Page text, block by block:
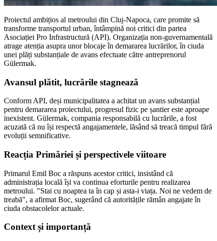
Proiectul ambițios al metroului din Cluj-Napoca, care promite să
transforme transportul urban, întâmpină noi critici din partea
Asociației Pro Infrastructură (API). Organizația non-guvernamentală
atrage atenția asupra unor blocaje în demararea lucrărilor, în ciuda
unei plăți substanțiale de avans efectuate către antreprenorul
Gülermak.
Avansul plătit, lucrările stagnează
Conform API, deși municipalitatea a achitat un avans substanțial
pentru demararea proiectului, progresul fizic pe șantier este aproape
inexistent. Gülermak, compania responsabilă cu lucrările, a fost
acuzată că nu își respectă angajamentele, lăsând să treacă timpul fără
evoluții semnificative.
Reacția Primăriei și perspectivele viitoare
Primarul Emil Boc a răspuns acestor critici, insistând că
administrația locală își va continua eforturile pentru realizarea
metroului. "Stai cu noaptea ta în cap și asta-i viața. Noi ne vedem de
treabă", a afirmat Boc, sugerând că autoritățile rămân angajate în
ciuda obstacolelor actuale.
Context și importanță